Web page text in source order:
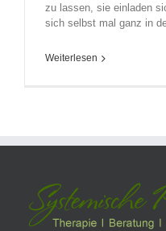
zu lassen, sie einladen
sich selbst mal ganz in
Weiterlesen